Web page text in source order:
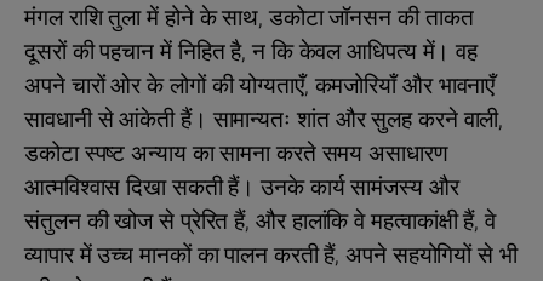
मंगल राशि तुला में होने के साथ, डकोटा जॉनसन की ताकत
दूसरों की पहचान में निहित है, न कि केवल आधिपत्य में। वह
अपने चारों ओर के लोगों की योग्यताएँ, कमजोरियाँ और भावनाएँ
सावधानी से आंकेती हैं। सामान्यतः शांत और सुलह करने वाली,
डकोटा स्पष्ट अन्याय का सामना करते समय असाधारण
आत्मविश्वास दिखा सकती हैं। उनके कार्य सामंजस्य और
संतुलन की खोज से प्रेरित हैं, और हालांकि वे महत्वाकांक्षी हैं, वे
व्यापार में उच्च मानकों का पालन करती हैं, अपने सहयोगियों से भी